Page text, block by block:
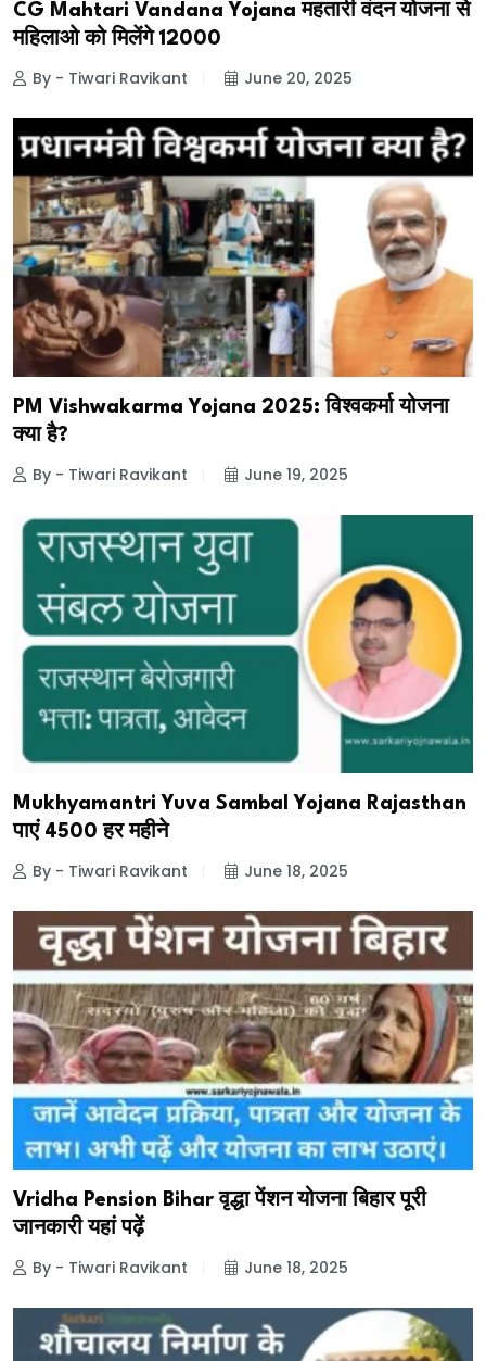
CG Mahtari Vandana Yojana महतारी वंदन योजना से
महिलाओ को मिलेंगे ₹12000
By - Tiwari Ravikant June 20, 2025
PM Vishwakarma Yojana 2025: विश्वकर्मा योजना
क्या है?
By - Tiwari Ravikant June 19, 2025
Mukhyamantri Yuva Sambal Yojana Rajasthan
पाएं ₹4500 हर महीने
By - Tiwari Ravikant June 18, 2025
Vridha Pension Bihar वृद्धा पेंशन योजना बिहार पूरी
जानकारी यहां पढ़ें
By - Tiwari Ravikant June 18, 2025